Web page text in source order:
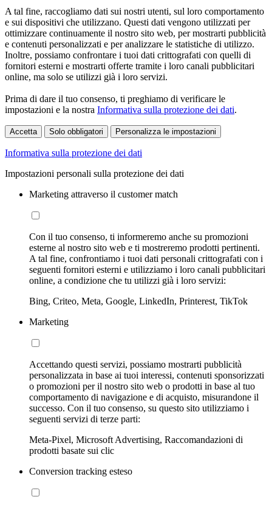
A tal fine, raccogliamo dati sui nostri utenti, sul loro comportamento
e sui dispositivi che utilizzano. Questi dati vengono utilizzati per
ottimizzare continuamente il nostro sito web, per mostrarti pubblicità
e contenuti personalizzati e per analizzare le statistiche di utilizzo.
Inoltre, possiamo confrontare i tuoi dati crittografati con quelli di
fornitori esterni e mostrarti offerte tramite i loro canali pubblicitari
online, ma solo se utilizzi già i loro servizi.
Prima di dare il tuo consenso, ti preghiamo di verificare le
impostazioni e la nostra Informativa sulla protezione dei dati.
Accetta Solo obbligatori Personalizza le impostazioni
Informativa sulla protezione dei dati
Impostazioni personali sulla protezione dei dati
Marketing attraverso il customer match
Con il tuo consenso, ti informeremo anche su promozioni
esterne al nostro sito web e ti mostreremo prodotti pertinenti.
A tal fine, confrontiamo i tuoi dati personali crittografati con i
seguenti fornitori esterni e utilizziamo i loro canali pubblicitari
online, a condizione che tu utilizzi già i loro servizi:
Bing, Criteo, Meta, Google, LinkedIn, Printerest, TikTok
Marketing
Accettando questi servizi, possiamo mostrarti pubblicità
personalizzata in base ai tuoi interessi, contenuti sponsorizzati
o promozioni per il nostro sito web o prodotti in base al tuo
comportamento di navigazione e di acquisto, misurandone il
successo. Con il tuo consenso, su questo sito utilizziamo i
seguenti servizi di terze parti:
Meta-Pixel, Microsoft Advertising, Raccomandazioni di
prodotti basate sui clic
Conversion tracking esteso